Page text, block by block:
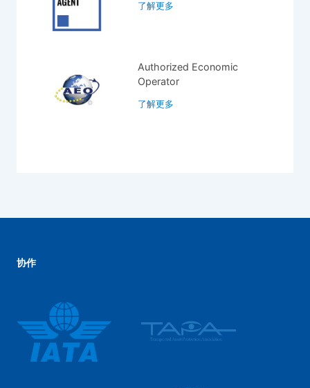
了解更多
Authorized Economic
Operator
了解更多
协作